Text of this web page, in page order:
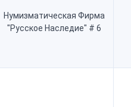
Нумизматическая Фирма
"Русское Наследие" # 6